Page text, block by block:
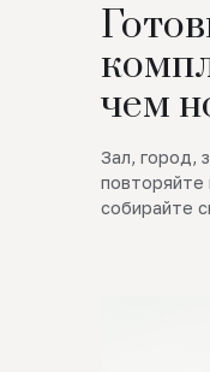
чем
Зал, город,
повторяйте
собирайте